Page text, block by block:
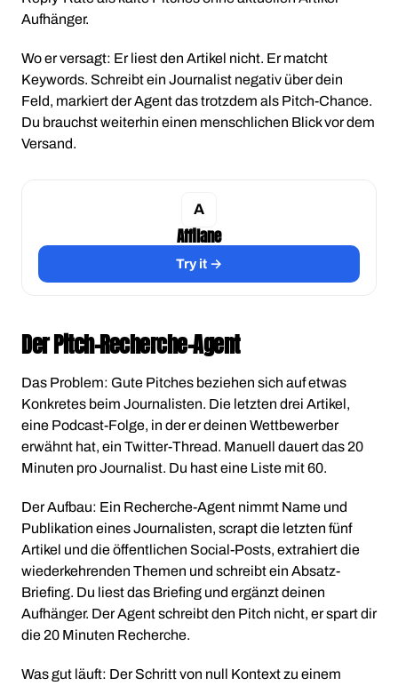
Aufhänger.
Wo er versagt: Er liest den Artikel nicht. Er matcht
Keywords. Schreibt ein Journalist negativ über dein
Feld, markiert der Agent das trotzdem als Pitch-Chance.
Du brauchst weiterhin einen menschlichen Blick vor dem
Versand.
Affilane
Try it →
Der Pitch-Recherche-Agent
Das Problem: Gute Pitches beziehen sich auf etwas
Konkretes beim Journalisten. Die letzten drei Artikel,
eine Podcast-Folge, in der er deinen Wettbewerber
erwähnt hat, ein Twitter-Thread. Manuell dauert das 20
Minuten pro Journalist. Du hast eine Liste mit 60.
Der Aufbau: Ein Recherche-Agent nimmt Name und
Publikation eines Journalisten, scrapt die letzten fünf
Artikel und die öffentlichen Social-Posts, extrahiert die
wiederkehrenden Themen und schreibt ein Absatz-
Briefing. Du liest das Briefing und ergänzt deinen
Aufhänger. Der Agent schreibt den Pitch nicht, er spart dir
die 20 Minuten Recherche.
Was gut läuft: Der Schritt von null Kontext zu einem